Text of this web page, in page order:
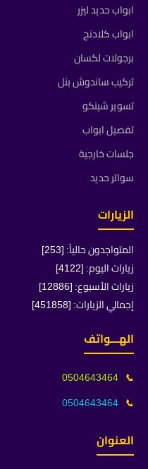
ابواب حديد ليزر
ابواب كلادنج
برجولات لكسان
تركيب ساندوش بنل
تسوير شينكو
تفصيل ابواب
جلسات خارجية
سواتر حديد
الزيارات
المتواجدون حالياً: [253]
زيارات اليوم: [4122]
زيارات الأسبوع: [12886]
إجمالي الزيارات: [451858]
الهـــواتف
📞
0504643464
📞
0504643464
العنوان